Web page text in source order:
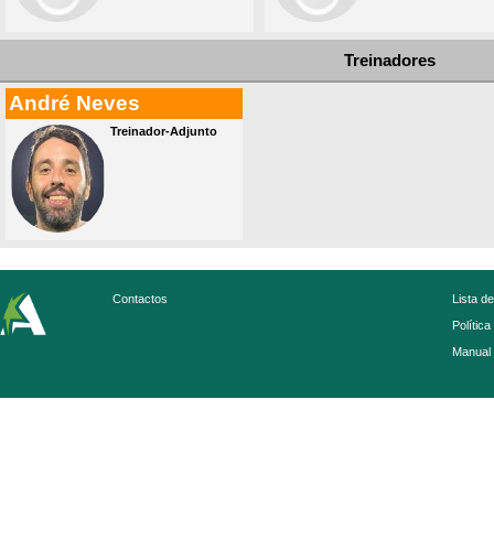
Treinadores
André Neves
Treinador-Adjunto
Contactos
Lista